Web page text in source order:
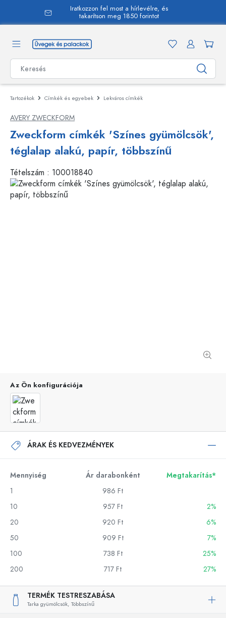
Iratkozzon fel most a hírlevélre, és
takarítson meg 1850 forintot
Tartozékok Címkék és egyebek Lekváros címkék
AVERY ZWECKFORM
Zweckform címkék 'Színes gyümölcsök',
téglalap alakú, papír, többszínű
Tételszám : 100018840
Az Ön konfigurációja
ÁRAK ÉS KEDVEZMÉNYEK
Mennyiség Ár darabonként
Megtakarítás*
1
986 Ft
10
957 Ft
2%
20
920 Ft
6%
50
909 Ft
7%
100
738 Ft
25%
200
717 Ft 27%
TERMÉK TESTRESZABÁSA
Tarka gyümölcsök, Többszínű